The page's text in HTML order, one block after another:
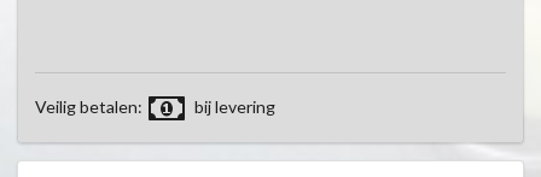
Veilig betalen: bij levering